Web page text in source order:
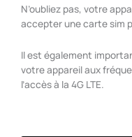
N’oubliez pas, votre
accepter une carte sim
Il est également
votre appareil aux
l’accès à la 4G LTE.